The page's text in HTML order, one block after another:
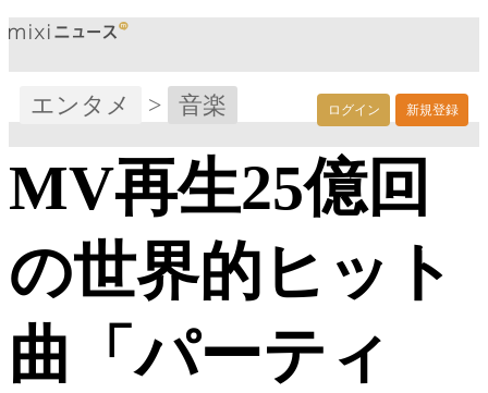
ログイン 新規登録
エンタメ > 音楽
MV再生25億回
の世界的ヒット
曲「パーティ